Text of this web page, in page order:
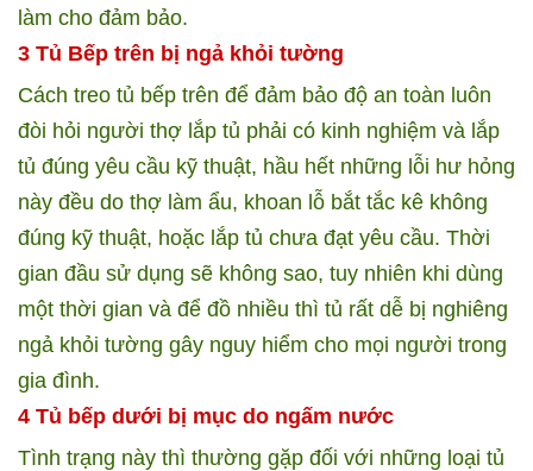
làm cho đảm bảo.
3 Tủ Bếp trên bị ngả khỏi tường
Cách treo tủ bếp trên để đảm bảo độ an toàn luôn
đòi hỏi người thợ lắp tủ phải có kinh nghiệm và lắp
tủ đúng yêu cầu kỹ thuật, hầu hết những lỗi hư hỏng
này đều do thợ làm ẩu, khoan lỗ bắt tắc kê không
đúng kỹ thuật, hoặc lắp tủ chưa đạt yêu cầu. Thời
gian đầu sử dụng sẽ không sao, tuy nhiên khi dùng
một thời gian và để đồ nhiều thì tủ rất dễ bị nghiêng
ngả khỏi tường gây nguy hiểm cho mọi người trong
gia đình.
4 Tủ bếp dưới bị mục do ngấm nước
Tình trạng này thì thường gặp đối với những loại tủ